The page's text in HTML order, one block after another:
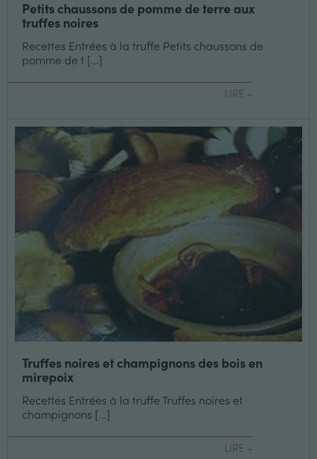
Petits chaussons de pomme de terre aux
truffes noires
Recettes Entrées à la truffe Petits chaussons de
pomme de t [...]
LIRE +
Truffes noires et champignons des bois en
mirepoix
Recettes Entrées à la truffe Truffes noires et
champignons [...]
LIRE +